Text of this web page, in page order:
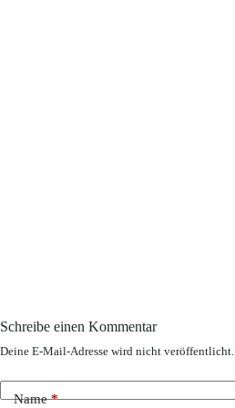
Schreibe einen Kommentar
Deine E-Mail-Adresse wird nicht veröffentlicht.
Name*